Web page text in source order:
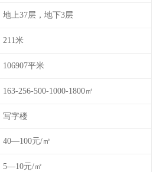
地上37层，地下3层
211米
106907平米
163-256-500-1000-1800㎡
写字楼
40—100元/㎡
5—10元/㎡